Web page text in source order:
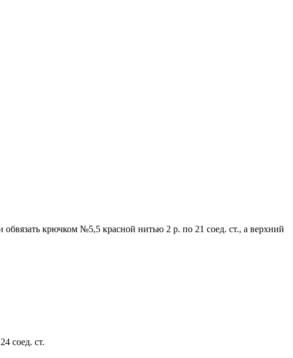
крючком №5,5 красной нитью 2 р. по 21 соед. ст., а верхний
соед. ст.